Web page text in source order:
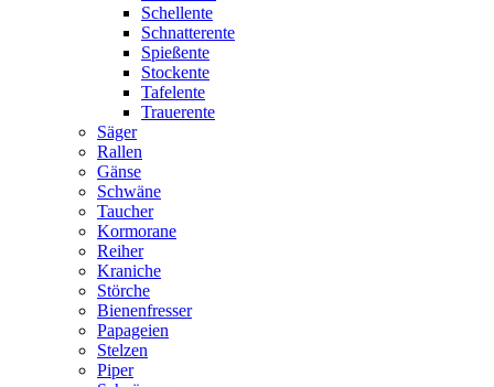
Schellente
Schnatterente
Spießente
Stockente
Tafelente
Trauerente
Säger
Rallen
Gänse
Schwäne
Taucher
Kormorane
Reiher
Kraniche
Störche
Bienenfresser
Papageien
Stelzen
Piper